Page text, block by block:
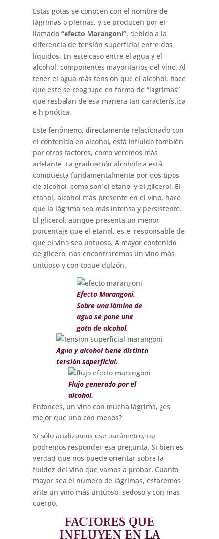
Estas gotas se conocen con el nombre de
lágrimas o piernas, y se producen por el
llamado“efecto Marangoni”, debido a la
diferencia de tensión superficial entre dos
líquidos. En este caso entre el agua y el
alcohol, componentes mayoritarios del vino. Al
tener el agua más tensión que el alcohol, hace
que este se reagrupe en forma de “lágrimas”
que resbalan de esa manera tan característica
e hipnótica.
Este fenómeno, directamente relacionado con
el contenido en alcohol, está influido también
por otros factores, como veremos más
adelante. La graduación alcohólica está
compuesta fundamentalmente por dos tipos
de alcohol, como son el etanol y el glicerol. El
etanol, alcohol más presente en el vino, hace
que la lágrima sea más intensa y persistente.
El glicerol, aunque presenta un menor
porcentaje que el etanol, es el responsable de
que el vino sea untuoso. A mayor contenido
de glicerol nos encontraremos un vino más
untuoso y con toque dulzón.
Efecto Marangoni.
Sobre una lámina de
agua se pone una
gota de alcohol.
Agua y alcohol tiene distinta
tensión superficial.
Flujo generado por el
alcohol.
Entonces, un vino con mucha lágrima, ¿es
mejor que uno con menos?
Si sólo analizamos ese parámetro, no
podremos responder esa pregunta. Si bien es
verdad que nos puede orientar sobre la
fluidez del vino que vamos a probar. Cuanto
mayor sea el número de lágrimas, estaremos
ante un vino más untuoso, sedoso y con más
cuerpo.
FACTORES QUE
INFLUYEN EN LA